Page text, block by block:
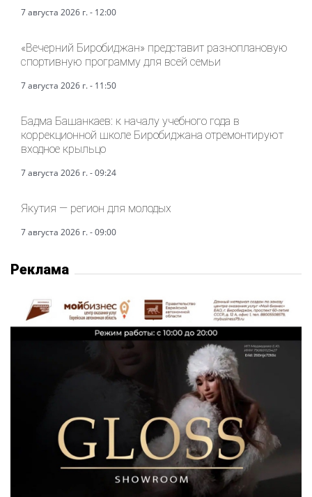
7 августа 2026 г. - 12:00
«Вечерний Биробиджан» представит разноплановую
спортивную программу для всей семьи
7 августа 2026 г. - 11:50
Бадма Башанкаев: к началу учебного года в
коррекционной школе Биробиджана отремонтируют
входное крыльцо
7 августа 2026 г. - 09:24
Якутия — регион для молодых
7 августа 2026 г. - 09:00
Реклама